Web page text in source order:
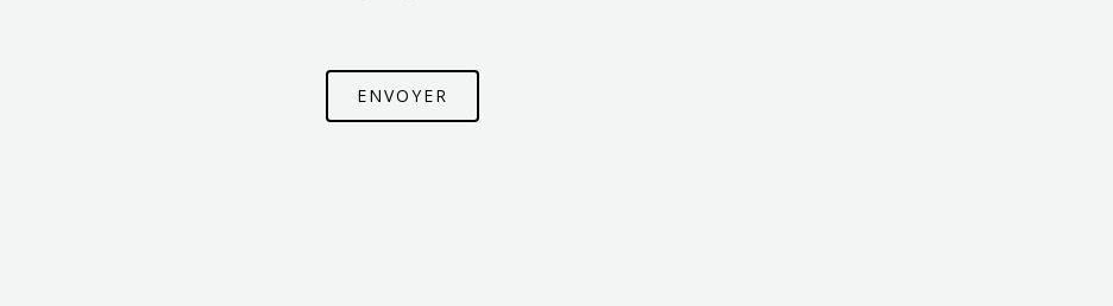
ENVOYER